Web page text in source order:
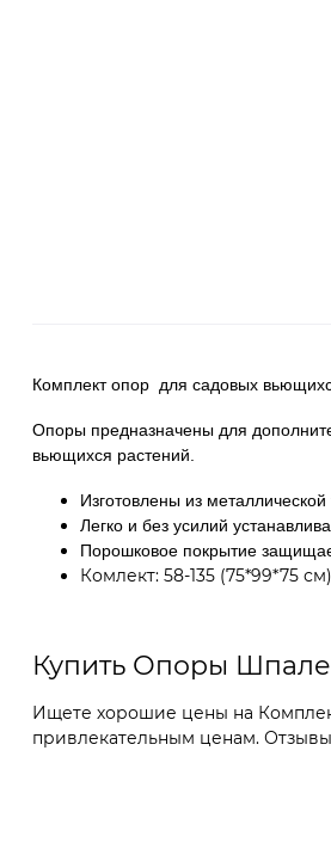
Комплект опор для садовых
Опоры предназначены для
вьющихся растений.
Изготовлены из
Легко и без усилий
Порошковое покрытие
Комлект: 58-135 (75*99*75
Купить Опоры
Ищете хорошие цены на
привлекательным ценам.